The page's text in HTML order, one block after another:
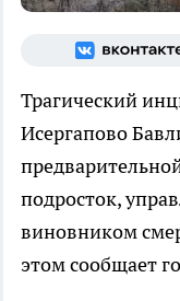
Трагический
Исергапово
подросток,
виновником
этом сообщает